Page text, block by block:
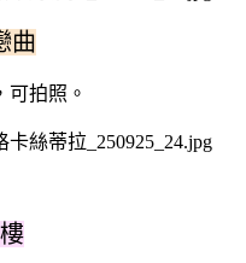
曲
可拍照。